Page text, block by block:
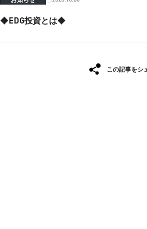
◆EDG投資とは◆
この記事をシ